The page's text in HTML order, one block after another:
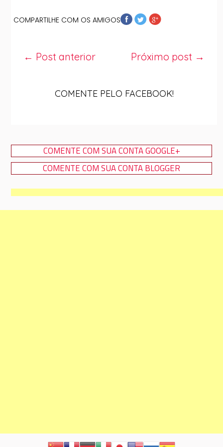
COMPARTILHE COM OS AMIGOS
Próximo post →
← Post anterior
COMENTE PELO FACEBOOK!
COMENTE COM SUA CONTA GOOGLE+
COMENTE COM SUA CONTA BLOGGER